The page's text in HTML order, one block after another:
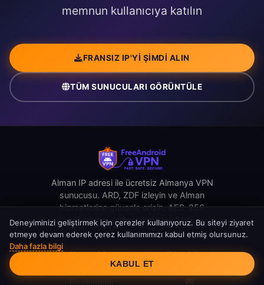
memnun kullanıcıya katılın
FRANSIZ IP'YI ŞIMDI ALIN
TÜM SUNUCULARI GÖRÜNTÜLE
Hızlı
Bağlantılar
Kaynaklar
İncelemeler
Alman IP adresi ile ücretsiz Almanya VPN
sunucusu. ARD, ZDF izleyin ve Alman
hizmetlerine güvenle erişin. AES-256
şifreleme, sınırsız bant genişliği.
Bize Ulaşın
Çerez Onayı
Deneyiminizi geliştirmek için çerezler kullanıyoruz. Bu siteyi ziyaret
etmeye devam ederek çerez kullanımımızı kabul etmiş olursunuz.
Daha fazla bilgi
KABUL ET